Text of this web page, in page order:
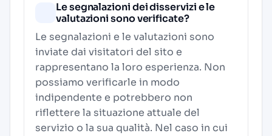
Le segnalazioni dei disservizi e le
valutazioni sono verificate?
Le segnalazioni e le valutazioni sono
inviate dai visitatori del sito e
rappresentano la loro esperienza. Non
possiamo verificarle in modo
indipendente e potrebbero non
riflettere la situazione attuale del
servizio o la sua qualità. Nel caso in cui